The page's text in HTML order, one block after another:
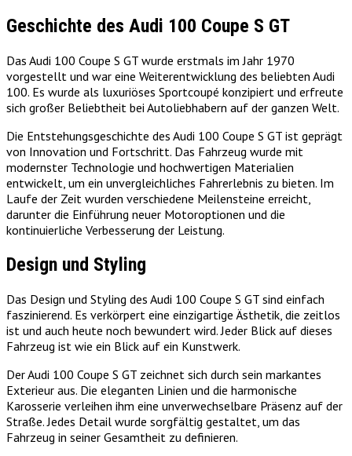
Geschichte des Audi 100 Coupe S GT
Das Audi 100 Coupe S GT wurde erstmals im Jahr 1970
vorgestellt und war eine Weiterentwicklung des beliebten Audi
100. Es wurde als luxuriöses Sportcoupé konzipiert und erfreute
sich großer Beliebtheit bei Autoliebhabern auf der ganzen Welt.
Die Entstehungsgeschichte des Audi 100 Coupe S GT ist geprägt
von Innovation und Fortschritt. Das Fahrzeug wurde mit
modernster Technologie und hochwertigen Materialien
entwickelt, um ein unvergleichliches Fahrerlebnis zu bieten. Im
Laufe der Zeit wurden verschiedene Meilensteine erreicht,
darunter die Einführung neuer Motoroptionen und die
kontinuierliche Verbesserung der Leistung.
Design und Styling
Das Design und Styling des Audi 100 Coupe S GT sind einfach
faszinierend. Es verkörpert eine einzigartige Ästhetik, die zeitlos
ist und auch heute noch bewundert wird. Jeder Blick auf dieses
Fahrzeug ist wie ein Blick auf ein Kunstwerk.
Der Audi 100 Coupe S GT zeichnet sich durch sein markantes
Exterieur aus. Die eleganten Linien und die harmonische
Karosserie verleihen ihm eine unverwechselbare Präsenz auf der
Straße. Jedes Detail wurde sorgfältig gestaltet, um das
Fahrzeug in seiner Gesamtheit zu definieren.